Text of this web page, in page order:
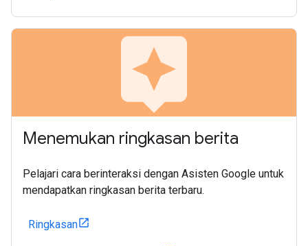
assistant
Menemukan ringkasan berita
Pelajari cara berinteraksi dengan Asisten Google untuk
mendapatkan ringkasan berita terbaru.
Ringkasan